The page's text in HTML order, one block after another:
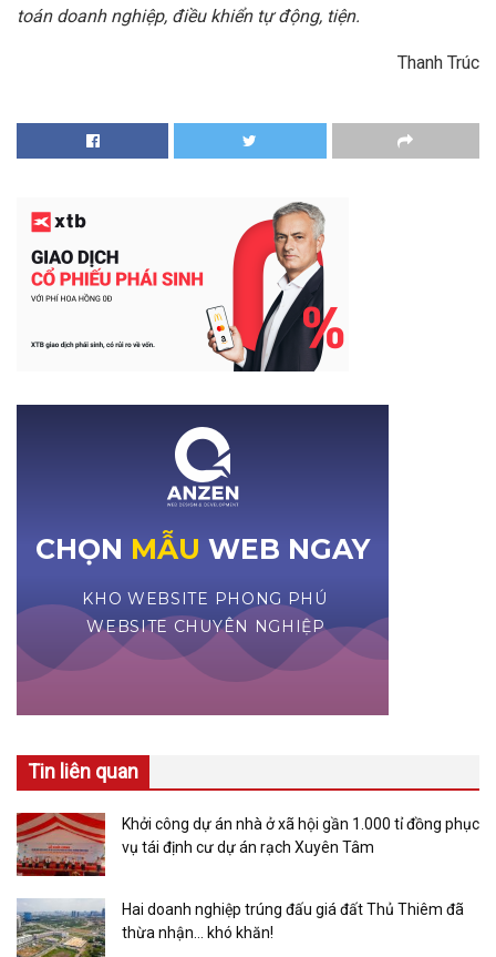
toán doanh nghiệp, điều khiển tự động, tiện.
Thanh Trúc
Tin liên quan
Khởi công dự án nhà ở xã hội gần 1.000 tỉ đồng phục
vụ tái định cư dự án rạch Xuyên Tâm
Hai doanh nghiệp trúng đấu giá đất Thủ Thiêm đã
thừa nhận… khó khăn!